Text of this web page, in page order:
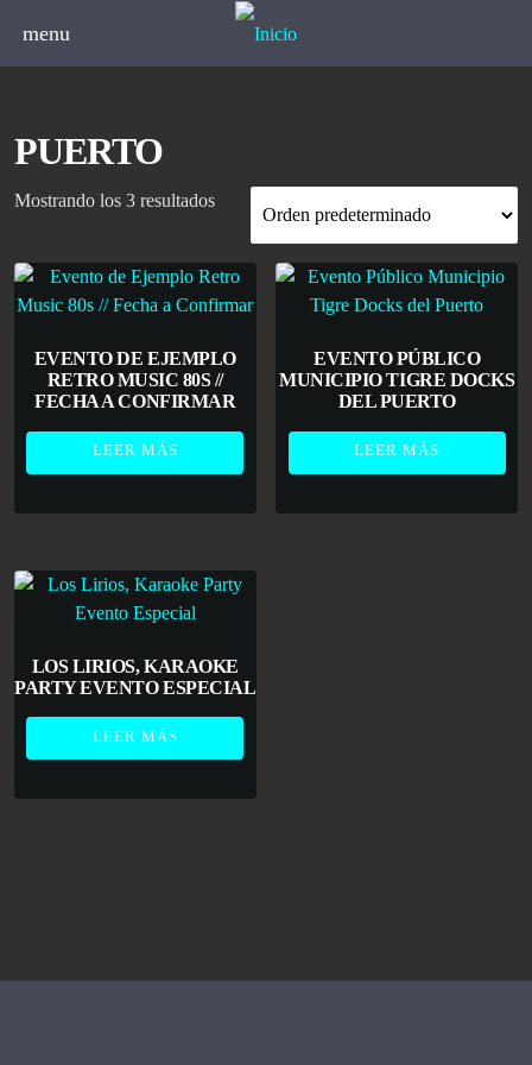
menu
PUERTO
Mostrando los 3 resultados
EVENTO DE EJEMPLO
RETRO MUSIC 80S //
FECHA A CONFIRMAR
LEER MÁS
EVENTO PÚBLICO
MUNICIPIO TIGRE DOCKS
DEL PUERTO
LEER MÁS
LOS LIRIOS, KARAOKE
PARTY EVENTO ESPECIAL
LEER MÁS